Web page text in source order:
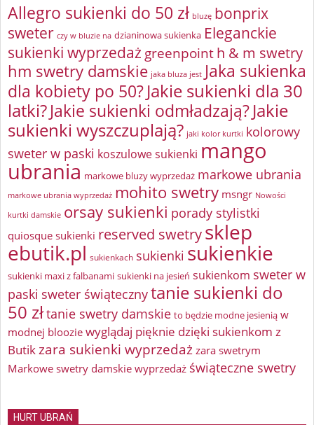
Allegro sukienki do 50 zł bluzę bonprix
sweter czy w bluzie na dzianinowa sukienka Eleganckie
sukienki wyprzedaż greenpointh & m swetry
hm swetry damskie jaka bluza jest Jaka sukienka
dla kobiety po 50?Jakie sukienki dla 30
latki?Jakie sukienki odmładzają?Jakie
sukienki wyszczuplają? jaki kolor kurtki kolorowy
sweter w paski koszulowe sukienki mango
ubrania markowe bluzy wyprzedaż markowe ubrania
markowe ubrania wyprzedaż mohito swetry msngr Nowości
kurtki damskie orsay sukienki porady stylistki
quiosque sukienki reserved swetrysklep
ebutik.pl sukienkach sukienki sukienkie
sukienki maxi z falbanami sukienki na jesień sukienkom sweter w
paski sweter świątecznytanie sukienki do
50 złtanie swetry damskie to będzie modne jesienią w
modnej bloozie wyglądaj pięknie dzięki sukienkom z
Butikzara sukienki wyprzedażzara swetrym
Markowe swetry damskie wyprzedaż świąteczne swetry
HURT UBRAŃ